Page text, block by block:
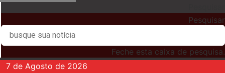
Pesquisar
Feche esta caixa de pesquisa.
7 de Agosto de 2026